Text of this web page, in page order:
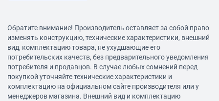
Обратите внимание! Производитель оставляет за собой право
изменять конструкцию, технические характеристики, внешний
вид, комплектацию товара, не ухудшающие его
потребительских качеств, без предварительного уведомления
потребителя и продавцов. В случае любых сомнений перед
покупкой уточняйте технические характеристики и
комплектацию на официальном сайте производителя или у
менеджеров магазина. Внешний вид и комплектацию